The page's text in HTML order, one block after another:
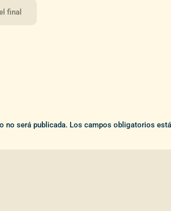
final
no será publicada. Los campos obligatorios